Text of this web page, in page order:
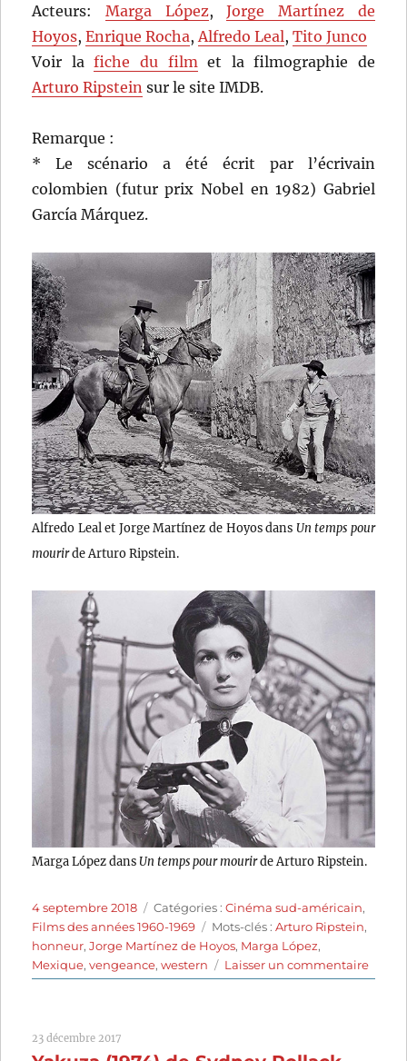
Acteurs: Marga López,Jorge Martínez de
Hoyos,Enrique Rocha, Alfredo Leal,Tito Junco
Voir lafiche du film et la filmographie de
Arturo Ripstein sur le site IMDB.
Remarque :
* Le scénario a été écrit par l’écrivain
colombien (futur prix Nobel en 1982) Gabriel
García Márquez.
Alfredo Leal et Jorge Martínez de Hoyos dans Un temps pour
mourirde Arturo Ripstein.
Marga López dansUn temps pour mourirde Arturo Ripstein.
Publié
le
4 septembre 2018 Catégories
Catégories :Cinéma sud-américain,
Films des années 1960-1969
Étiquettes
Mots-clés :Arturo Ripstein,
honneur,Jorge Martínez de Hoyos, Marga López,
Mexique,vengeance,western Laisser un commentairesur
Un
23 décembre 2017